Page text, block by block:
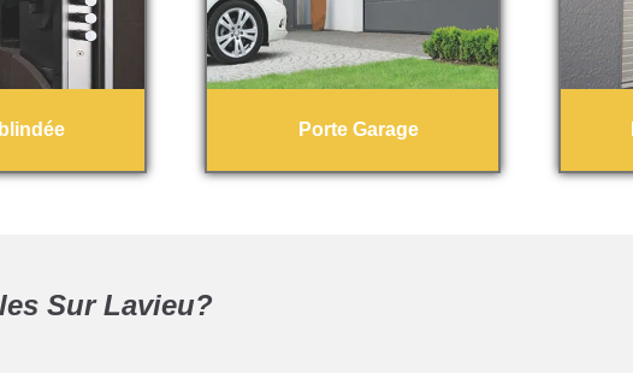
Porte Garage
Sur Lavieu?